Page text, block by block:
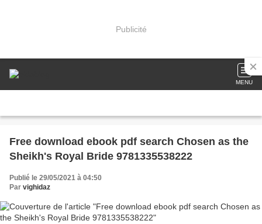
Publicité
MENU
Free download ebook pdf search Chosen as the
Sheikh's Royal Bride 9781335538222
Publié le 29/05/2021 à 04:50
Par vighidaz